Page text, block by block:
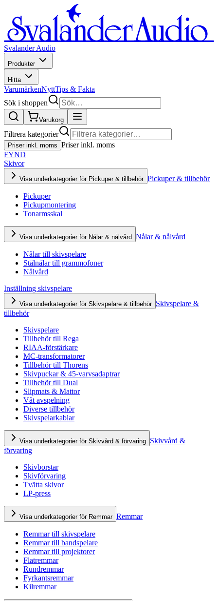
Svalander Audio
Produkter
Hitta
VarumärkenNyttTips & Fakta
Sök i shoppen
Varukorg
Filtrera kategorier
Priser inkl. moms Priser inkl. moms
FYND
Skivor
Visa underkategorier för Pickuper & tillbehör Pickuper & tillbehör
Pickuper
Pickupmontering
Tonarmsskal
Visa underkategorier för Nålar & nålvård Nålar & nålvård
Nålar till skivspelare
Stålnålar till grammofoner
Nålvård
Inställning skivspelare
Visa underkategorier för Skivspelare & tillbehör Skivspelare &
tillbehör
Skivspelare
Tillbehör till Rega
RIAA-förstärkare
MC-transformatorer
Tillbehör till Thorens
Skivpuckar & 45-varvsadaptrar
Tillbehör till Dual
Slipmats & Mattor
Våt avspelning
Diverse tillbehör
Skivspelarkablar
Visa underkategorier för Skivvård & förvaring Skivvård &
förvaring
Skivborstar
Skivförvaring
Tvätta skivor
LP-press
Visa underkategorier för Remmar Remmar
Remmar till skivspelare
Remmar till bandspelare
Remmar till projektorer
Flatremmar
Rundremmar
Fyrkantsremmar
Kilremmar